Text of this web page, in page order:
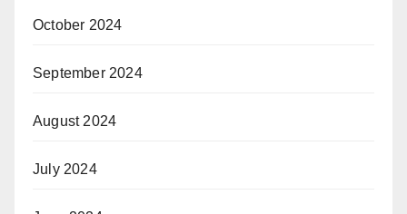
October 2024
September 2024
August 2024
July 2024